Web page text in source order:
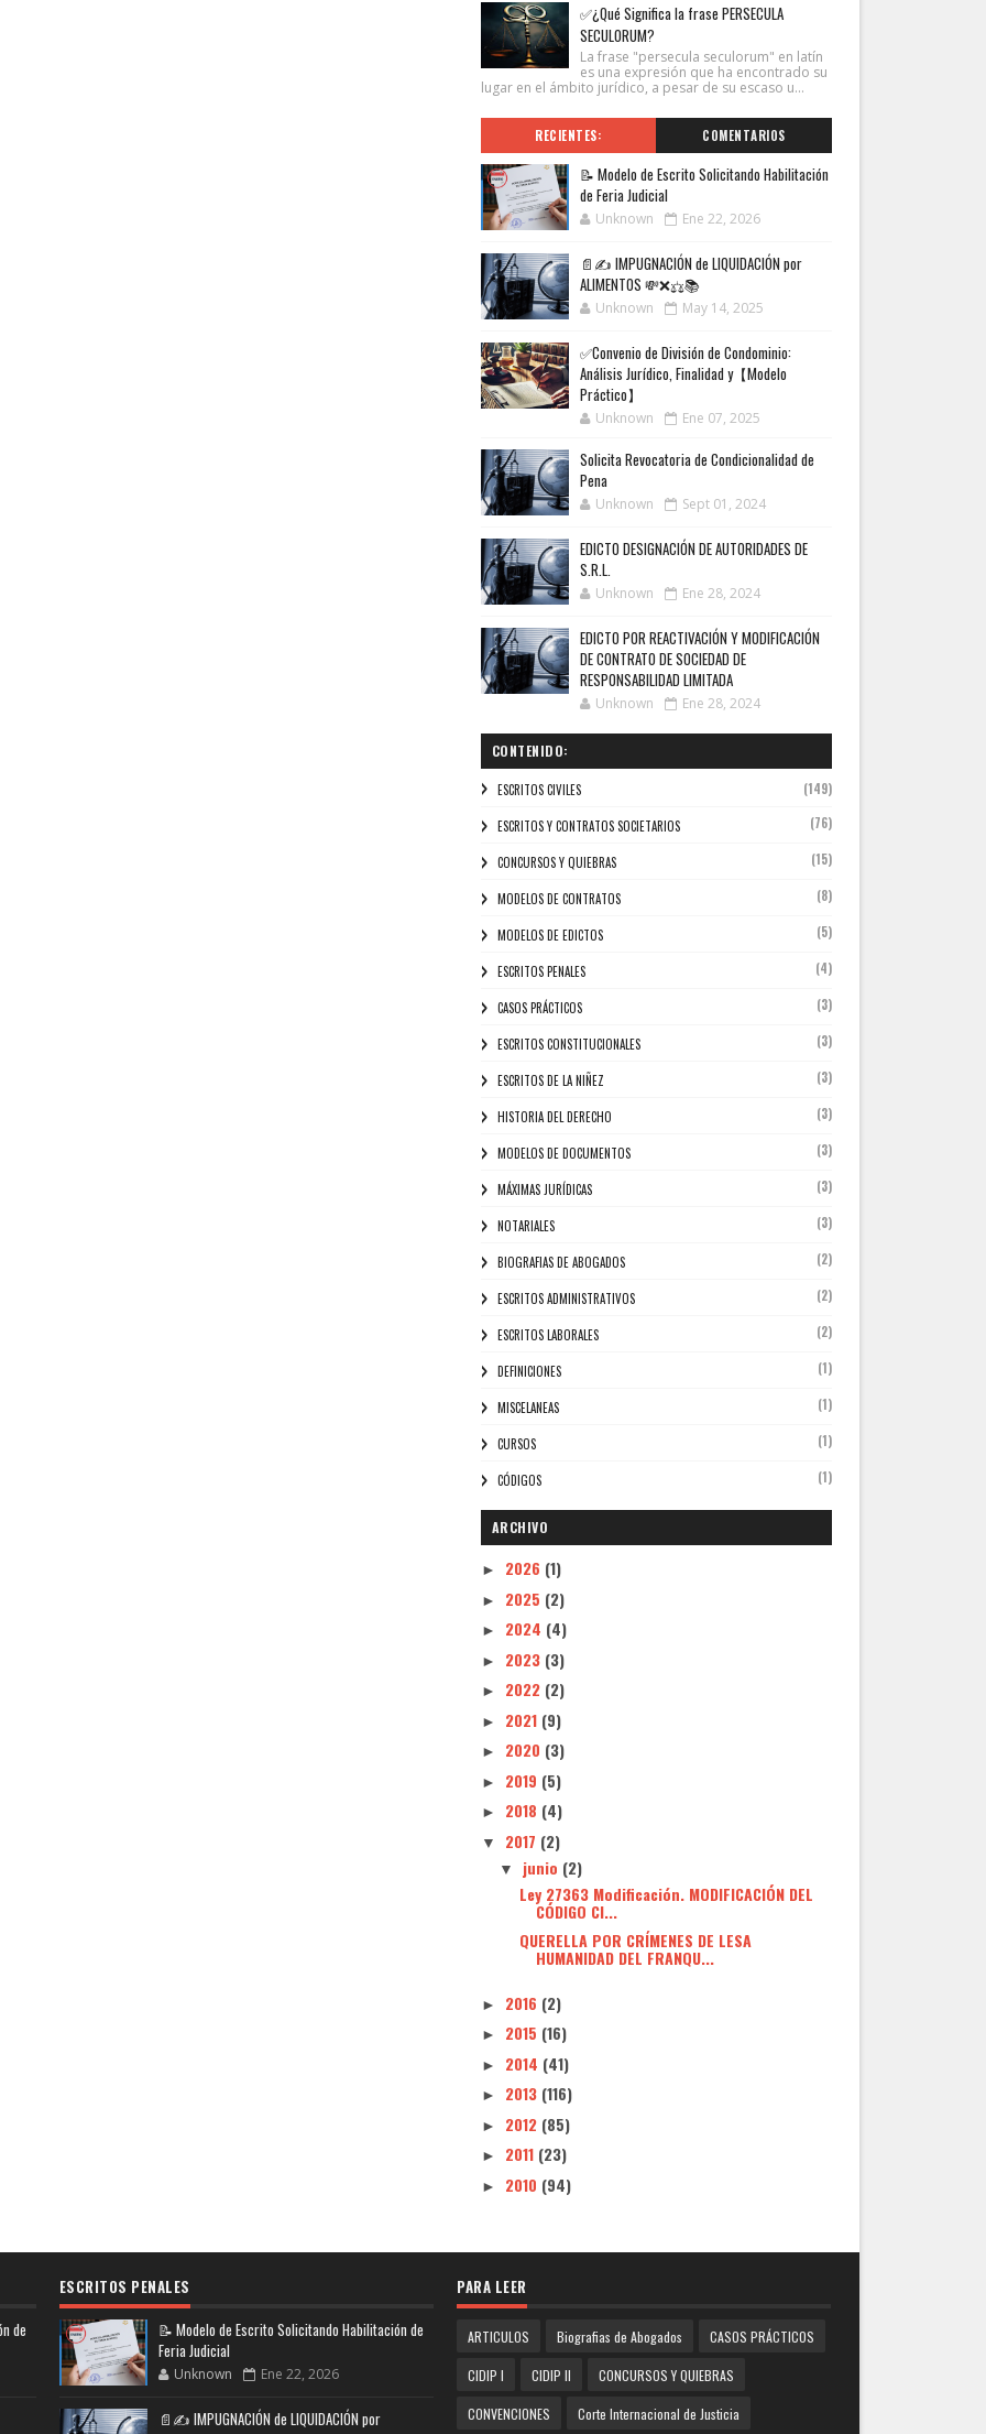
✅¿Qué Significa la frase PERSECULA
SECULORUM?
La frase "persecula seculorum" en latín
es una expresión que ha encontrado su
lugar en el ámbito jurídico, a pesar de su escaso u...
RECIENTES: COMENTARIOS
📝 Modelo de Escrito Solicitando Habilitación
de Feria Judicial
Unknown Ene 22, 2026
📄✍️ IMPUGNACIÓN de LIQUIDACIÓN por
ALIMENTOS 💸❌⚖️📚
Unknown May 14, 2025
✅Convenio de División de Condominio:
Análisis Jurídico, Finalidad y【Modelo
Práctico】
Unknown Ene 07, 2025
Solicita Revocatoria de Condicionalidad de
Pena
Unknown Sept 01, 2024
EDICTO DESIGNACIÓN DE AUTORIDADES DE
S.R.L.
Unknown Ene 28, 2024
EDICTO POR REACTIVACIÓN Y MODIFICACIÓN
DE CONTRATO DE SOCIEDAD DE
RESPONSABILIDAD LIMITADA
Unknown Ene 28, 2024
CONTENIDO:
ESCRITOS CIVILES (149)
ESCRITOS Y CONTRATOS SOCIETARIOS (76)
CONCURSOS Y QUIEBRAS (15)
MODELOS DE CONTRATOS (8)
MODELOS DE EDICTOS (5)
ESCRITOS PENALES (4)
CASOS PRÁCTICOS (3)
ESCRITOS CONSTITUCIONALES (3)
ESCRITOS DE LA NIÑEZ (3)
HISTORIA DEL DERECHO (3)
MODELOS DE DOCUMENTOS (3)
MÁXIMAS JURÍDICAS (3)
NOTARIALES (3)
BIOGRAFIAS DE ABOGADOS (2)
ESCRITOS ADMINISTRATIVOS (2)
ESCRITOS LABORALES (2)
DEFINICIONES (1)
MISCELANEAS (1)
CURSOS (1)
CÓDIGOS (1)
ARCHIVO
► 2026 (1)
► 2025 (2)
► 2024 (4)
► 2023 (3)
► 2022 (2)
► 2021 (9)
► 2020 (3)
► 2019 (5)
► 2018 (4)
▼ 2017 (2)
▼ junio (2)
Ley 27363 Modificación. MODIFICACIÓN DEL
CÓDIGO CI...
QUERELLA POR CRÍMENES DE LESA
HUMANIDAD DEL FRANQU...
► 2016 (2)
► 2015 (16)
► 2014 (41)
► 2013 (116)
► 2012 (85)
► 2011 (23)
► 2010 (94)
de
ESCRITOS PENALES
📝 Modelo de Escrito Solicitando Habilitación de
Feria Judicial
Unknown Ene 22, 2026
📄✍️ IMPUGNACIÓN de LIQUIDACIÓN por
PARA LEER
ARTICULOS Biografias de Abogados CASOS PRÁCTICOS
CIDIP I CIDIP II CONCURSOS Y QUIEBRAS
CONVENCIONES Corte Internacional de Justicia